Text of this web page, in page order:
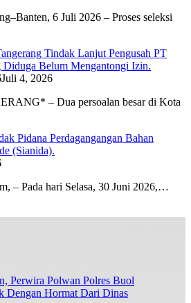
6 Juli 2026 – Proses seleksi
Tindak Lanjut Pengusah PT
Belum Mengantongi Izin.
Juli 4, 2026
– Dua persoalan besar di Kota
Pidana Perdagangangan Bahan
(Sianida).
– Pada hari Selasa, 30 Juni 2026,…